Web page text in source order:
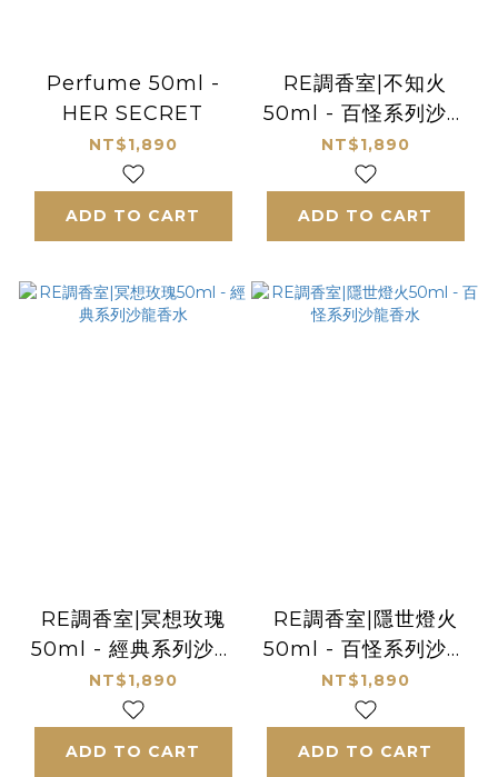
Perfume 50ml -
HER SECRET
NT$1,890
ADD TO CART
RE調香室|不知火
50ml - 百怪系列沙龍
香水
NT$1,890
ADD TO CART
RE調香室|冥想玫瑰
50ml - 經典系列沙龍
香水
NT$1,890
ADD TO CART
RE調香室|隱世燈火
50ml - 百怪系列沙龍
香水
NT$1,890
ADD TO CART